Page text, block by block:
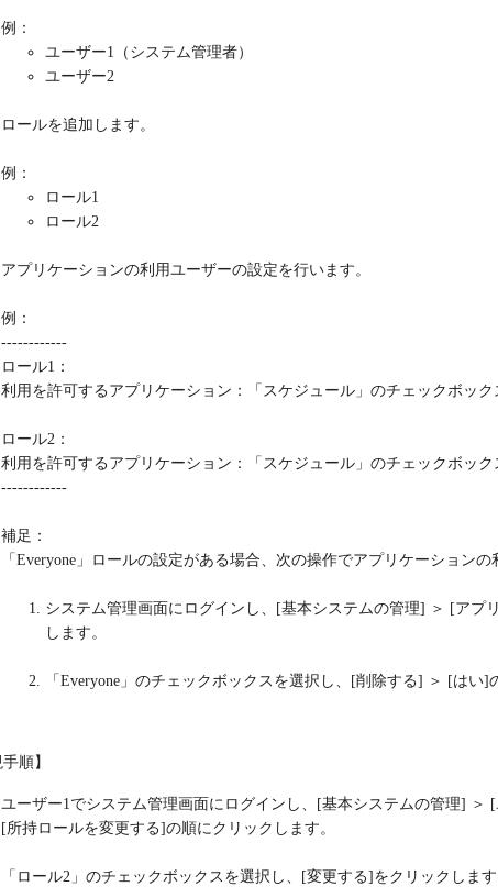
例：
ユーザー1（システム管理者）
ユーザー2
ロールを追加します。
例：
ロール1
ロール2
アプリケーションの利用ユーザーの設定を行います。
例：
------------
ロール1：
利用を許可するアプリケーション：「スケジュール」のチェックボック
ロール2：
利用を許可するアプリケーション：「スケジュール」のチェックボック
------------
補足：
「Everyone」ロールの設定がある場合、次の操作でアプリケーション
システム管理画面にログインし、[基本システムの管理] ＞ [アプ
します。
「Everyone」のチェックボックスを選択し、[削除する] ＞ [はい]
順】
ユーザー1でシステム管理画面にログインし、[基本システムの管理]
[所持ロールを変更する]の順にクリックします。
「ロール2」のチェックボックスを選択し、[変更する]をクリックします